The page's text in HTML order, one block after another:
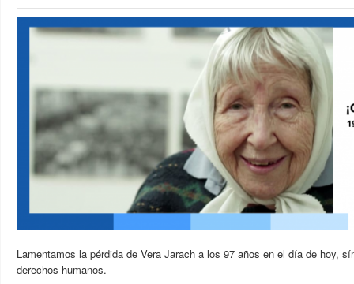
Lamentamos la pérdida de Vera Jarach a los 97 años en el día de hoy,
derechos humanos.